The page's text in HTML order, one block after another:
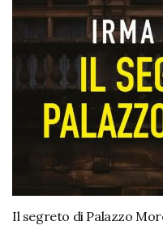
Il segreto di Palazzo